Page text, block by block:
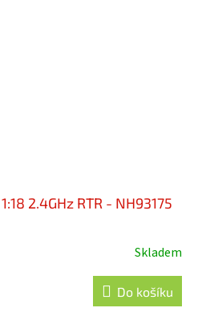
2.4GHz RTR - NH93175
Skladem
Do košíku